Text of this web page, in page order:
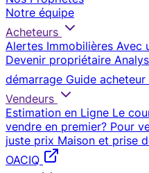
Notre équipe
Acheteurs
Alertes Immobilières Avec
Devenir propriétaire
démarrage Guide acheteur
Vendeurs
Estimation en Ligne Le
vendre en premier? Pour
juste prix Maison et prise
OACIQ